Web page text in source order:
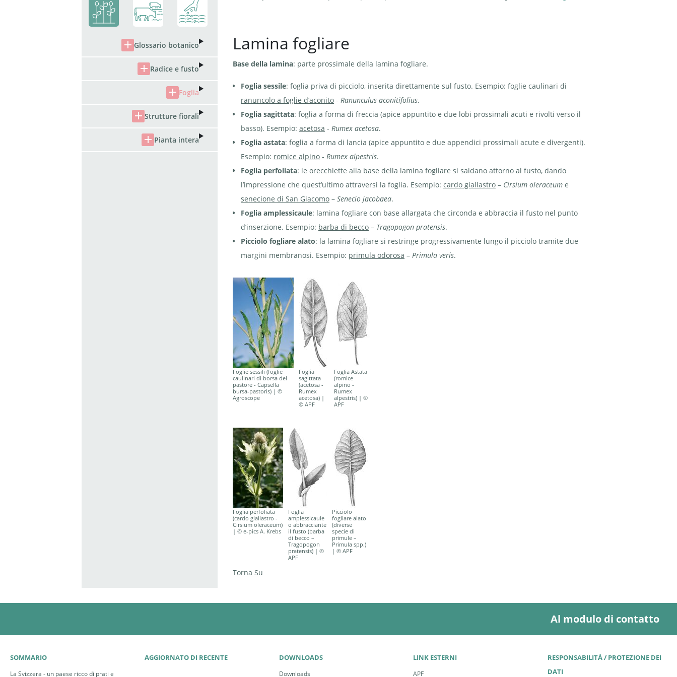
Lamina fogliare
Base della lamina: parte prossimale della lamina fogliare.
Foglia sessile: foglia priva di picciolo, inserita direttamente sul fusto. Esempio: foglie caulinari di
ranuncolo a foglie d‘aconito - Ranunculus aconitifolius.
Foglia sagittata: foglia a forma di freccia (apice appuntito e due lobi prossimali acuti e rivolti verso il
basso). Esempio: acetosa - Rumex acetosa.
Foglia astata: foglia a forma di lancia (apice appuntito e due appendici prossimali acute e divergenti).
Esempio: romice alpino - Rumex alpestris.
Foglia perfoliata: le orecchiette alla base della lamina fogliare si saldano attorno al fusto, dando
l’impressione che quest’ultimo attraversi la foglia. Esempio: cardo giallastro – Cirsium oleraceum e
senecione di San Giacomo – Senecio jacobaea.
Foglia amplessicaule: lamina fogliare con base allargata che circonda e abbraccia il fusto nel punto
d’inserzione. Esempio: barba di becco – Tragopogon pratensis.
Picciolo fogliare alato: la lamina fogliare si restringe progressivamente lungo il picciolo tramite due
margini membranosi. Esempio: primula odorosa – Primula veris.
Foglie sessili (foglie
caulinari di borsa del
pastore - Capsella
bursa-pastoris) | ©
Agroscope
Foglia
sagittata
(acetosa -
Rumex
acetosa) |
© APF
Foglia Astata
(romice
alpino -
Rumex
alpestris) | ©
APF
Foglia perfoliata
(cardo giallastro -
Cirsium oleraceum)
| © e-pics A. Krebs
Foglia
amplessicaule
o abbracciante
il fusto (barba
di becco –
Tragopogon
pratensis) | ©
APF
Picciolo
fogliare alato
(diverse
specie di
primule –
Primula spp.)
| © APF
Torna Su
Al modulo di contatto
SOMMARIO
La Svizzera - un paese ricco di prati e
AGGIORNATO DI RECENTE DOWNLOADS
Downloads
LINK ESTERNI
APF
RESPONSABILITÀ / PROTEZIONE DEI
DATI